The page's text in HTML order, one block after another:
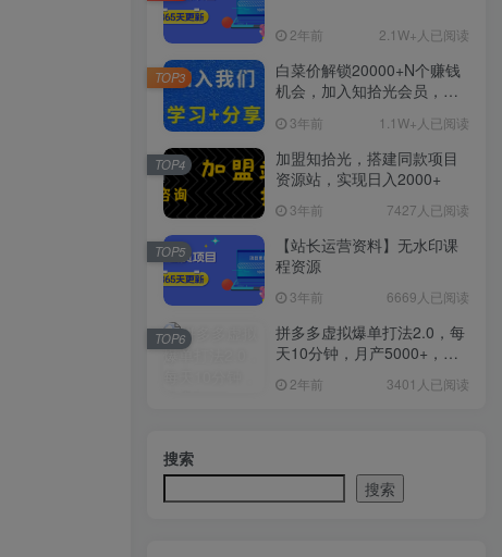
2年前 2.1W+人已阅读
白菜价解锁20000+N个赚钱
机会，加入知拾光会员，全
3年前 1.1W+人已阅读
TOP3
加盟知拾光，搭建同款项目
资源站，实现日入2000+
3年前 7427人已阅读
TOP4
【站长运营资料】无水印课
程资源
3年前 6669人已阅读
TOP5
拼多多虚拟爆单打法2.0，每
天10分钟，月产5000+，从0
2年前 3401人已阅读
TOP6
搜索
搜索